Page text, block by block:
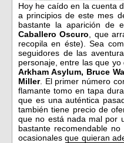
Hoy he caído en la cuenta
a principios de este mes
bastante la aparición de
Caballero Oscuro , que
recopila en éste). Sea
seguidores de las
personaje, entre las que
Arkham Asylum, Bruce
Miller. El primer número
flamante tomo en tapa
que es una auténtica
también tiene precio de
que no está nada mal por
bastante recomendable
ocasionales que quieran